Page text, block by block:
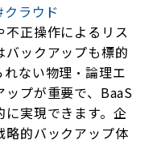
クラウド
不正操作によるリス
バックアップも標的
ない物理・論理エ
プが重要で、BaaS
実現できます。企
略的バックアップ体